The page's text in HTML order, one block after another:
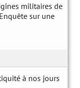
militaires de
sur une
à nos jours